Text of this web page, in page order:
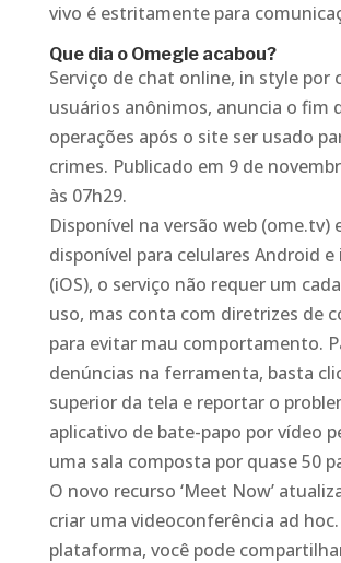
vivo é estritamente para
Que dia o Omegle acabou?
Serviço de chat online, in style por
usuários anônimos, anuncia o fim
operações após o site ser usado
crimes. Publicado em 9 de
às 07h29.
Disponível na versão web (ome.tv)
disponível para celulares Android e
(iOS), o serviço não requer um
uso, mas conta com diretrizes de
para evitar mau comportamento.
denúncias na ferramenta, basta
superior da tela e reportar o
aplicativo de bate-papo por vídeo
uma sala composta por quase 50
O novo recurso ‘Meet Now’
criar uma videoconferência ad
plataforma, você pode